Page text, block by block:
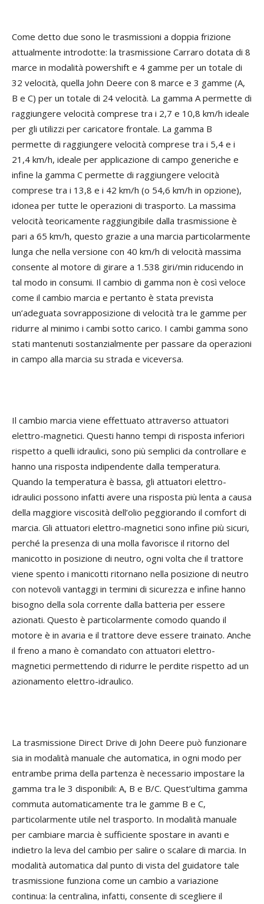
Come detto due sono le trasmissioni a doppia frizione
attualmente introdotte: la trasmissione Carraro dotata di 8
marce in modalità powershift e 4 gamme per un totale di
32 velocità, quella John Deere con 8 marce e 3 gamme (A,
B e C) per un totale di 24 velocità. La gamma A permette di
raggiungere velocità comprese tra i 2,7 e 10,8 km/h ideale
per gli utilizzi per caricatore frontale. La gamma B
permette di raggiungere velocità comprese tra i 5,4 e i
21,4 km/h, ideale per applicazione di campo generiche e
infine la gamma C permette di raggiungere velocità
comprese tra i 13,8 e i 42 km/h (o 54,6 km/h in opzione),
idonea per tutte le operazioni di trasporto. La massima
velocità teoricamente raggiungibile dalla trasmissione è
pari a 65 km/h, questo grazie a una marcia particolarmente
lunga che nella versione con 40 km/h di velocità massima
consente al motore di girare a 1.538 giri/min riducendo in
tal modo in consumi. Il cambio di gamma non è così veloce
come il cambio marcia e pertanto è stata prevista
un’adeguata sovrapposizione di velocità tra le gamme per
ridurre al minimo i cambi sotto carico. I cambi gamma sono
stati mantenuti sostanzialmente per passare da operazioni
in campo alla marcia su strada e viceversa.
Il cambio marcia viene effettuato attraverso attuatori
elettro-magnetici. Questi hanno tempi di risposta inferiori
rispetto a quelli idraulici, sono più semplici da controllare e
hanno una risposta indipendente dalla temperatura.
Quando la temperatura è bassa, gli attuatori elettro-
idraulici possono infatti avere una risposta più lenta a causa
della maggiore viscosità dell’olio peggiorando il comfort di
marcia. Gli attuatori elettro-magnetici sono infine più sicuri,
perché la presenza di una molla favorisce il ritorno del
manicotto in posizione di neutro, ogni volta che il trattore
viene spento i manicotti ritornano nella posizione di neutro
con notevoli vantaggi in termini di sicurezza e infine hanno
bisogno della sola corrente dalla batteria per essere
azionati. Questo è particolarmente comodo quando il
motore è in avaria e il trattore deve essere trainato. Anche
il freno a mano è comandato con attuatori elettro-
magnetici permettendo di ridurre le perdite rispetto ad un
azionamento elettro-idraulico.
La trasmissione Direct Drive di John Deere può funzionare
sia in modalità manuale che automatica, in ogni modo per
entrambe prima della partenza è necessario impostare la
gamma tra le 3 disponibili: A, B e B/C. Quest’ultima gamma
commuta automaticamente tra le gamme B e C,
particolarmente utile nel trasporto. In modalità manuale
per cambiare marcia è sufficiente spostare in avanti e
indietro la leva del cambio per salire o scalare di marcia. In
modalità automatica dal punto di vista del guidatore tale
trasmissione funziona come un cambio a variazione
continua: la centralina, infatti, consente di scegliere il